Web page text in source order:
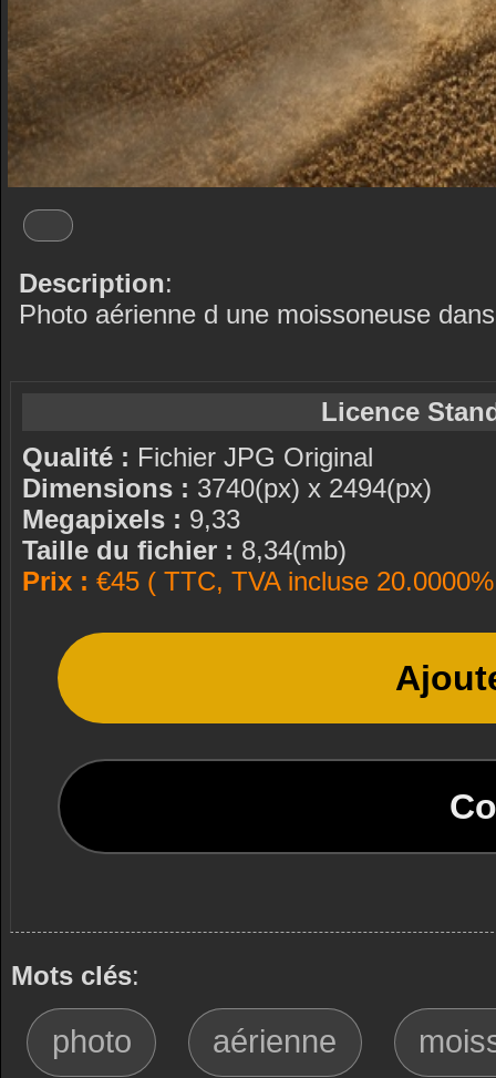
Description:
Photo aérienne d une moissoneuse
Licence
Qualité : Fichier JPG Original
Dimensions : 3740(px) x 2494(px)
Megapixels : 9,33
Taille du fichier : 8,34(mb)
Prix : €45 ( TTC, TVA incluse
Mots clés:
photo aérienne